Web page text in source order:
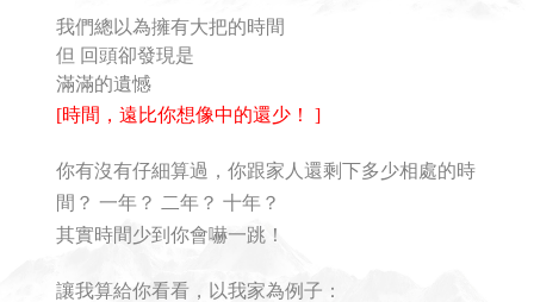
我們總以為擁有大把的時間
但 回頭卻發現是
滿滿的遺憾
[時間，遠比你想像中的還少！ ]
你有沒有仔細算過，你跟家人還剩下多少相處的時
間？ 一年？ 二年？ 十年？
其實時間少到你會嚇一跳！
讓我算給你看看，以我家為例子：